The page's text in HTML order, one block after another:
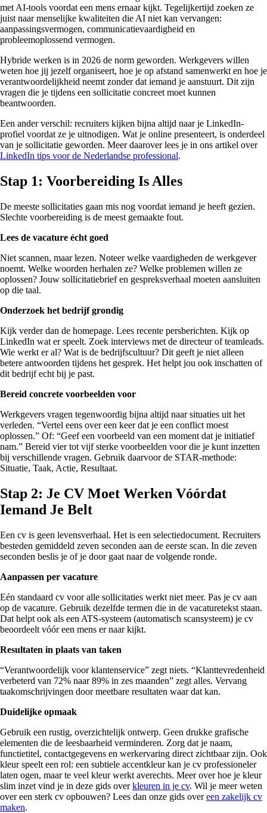
met AI-tools voordat een mens ernaar kijkt. Tegelijkertijd zoeken ze
juist naar menselijke kwaliteiten die AI niet kan vervangen:
aanpassingsvermogen, communicatievaardigheid en
probleemoplossend vermogen.
Hybride werken is in 2026 de norm geworden. Werkgevers willen
weten hoe jij jezelf organiseert, hoe je op afstand samenwerkt en hoe je
verantwoordelijkheid neemt zonder dat iemand je aanstuurt. Dit zijn
vragen die je tijdens een sollicitatie concreet moet kunnen
beantwoorden.
Een ander verschil: recruiters kijken bijna altijd naar je LinkedIn-
profiel voordat ze je uitnodigen. Wat je online presenteert, is onderdeel
van je sollicitatie geworden. Meer daarover lees je in ons artikel over
LinkedIn tips voor de Nederlandse professional.
Stap 1: Voorbereiding Is Alles
De meeste sollicitaties gaan mis nog voordat iemand je heeft gezien.
Slechte voorbereiding is de meest gemaakte fout.
Lees de vacature écht goed
Niet scannen, maar lezen. Noteer welke vaardigheden de werkgever
noemt. Welke woorden herhalen ze? Welke problemen willen ze
oplossen? Jouw sollicitatiebrief en gespreksverhaal moeten aansluiten
op die taal.
Onderzoek het bedrijf grondig
Kijk verder dan de homepage. Lees recente persberichten. Kijk op
LinkedIn wat er speelt. Zoek interviews met de directeur of teamleads.
Wie werkt er al? Wat is de bedrijfscultuur? Dit geeft je niet alleen
betere antwoorden tijdens het gesprek. Het helpt jou ook inschatten of
dit bedrijf echt bij je past.
Bereid concrete voorbeelden voor
Werkgevers vragen tegenwoordig bijna altijd naar situaties uit het
verleden. “Vertel eens over een keer dat je een conflict moest
oplossen.” Of: “Geef een voorbeeld van een moment dat je initiatief
nam.” Bereid vier tot vijf sterke voorbeelden voor die je kunt inzetten
bij verschillende vragen. Gebruik daarvoor de STAR-methode:
Situatie, Taak, Actie, Resultaat.
Stap 2: Je CV Moet Werken Vóórdat
Iemand Je Belt
Een cv is geen levensverhaal. Het is een selectiedocument. Recruiters
besteden gemiddeld zeven seconden aan de eerste scan. In die zeven
seconden beslis je of je door gaat naar de volgende ronde.
Aanpassen per vacature
Eén standaard cv voor alle sollicitaties werkt niet meer. Pas je cv aan
op de vacature. Gebruik dezelfde termen die in de vacaturetekst staan.
Dat helpt ook als een ATS-systeem (automatisch scansysteem) je cv
beoordeelt vóór een mens er naar kijkt.
Resultaten in plaats van taken
“Verantwoordelijk voor klantenservice” zegt niets. “Klanttevredenheid
verbeterd van 72% naar 89% in zes maanden” zegt alles. Vervang
taakomschrijvingen door meetbare resultaten waar dat kan.
Duidelijke opmaak
Gebruik een rustig, overzichtelijk ontwerp. Geen drukke grafische
elementen die de leesbaarheid verminderen. Zorg dat je naam,
functietitel, contactgegevens en werkervaring direct zichtbaar zijn. Ook
kleur speelt een rol: een subtiele accentkleur kan je cv professioneler
laten ogen, maar te veel kleur werkt averechts. Meer over hoe je kleur
slim inzet vind je in deze gids overkleuren in je cv. Wil je meer weten
over een sterk cv opbouwen? Lees dan onze gids overeen zakelijk cv
maken.